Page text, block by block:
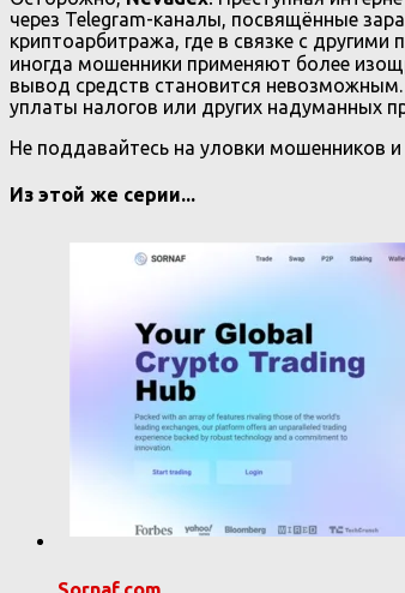
через Telegram-каналы, посвящённые
криптоарбитража, где в связке с
иногда мошенники применяют более
вывод средств становится
уплаты налогов или других надуманных
Не поддавайтесь на уловки мошенников и
Из этой же серии...